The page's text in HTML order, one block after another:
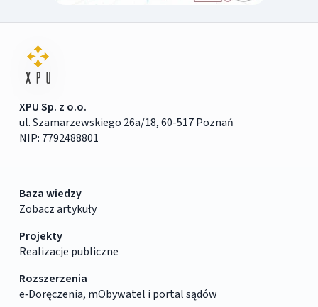
XPU Sp. z o.o.
ul. Szamarzewskiego 26a/18, 60-517 Poznań
NIP: 7792488801
Baza wiedzy
Zobacz artykuły
Projekty
Realizacje publiczne
Rozszerzenia
e‑Doręczenia, mObywatel i portal sądów